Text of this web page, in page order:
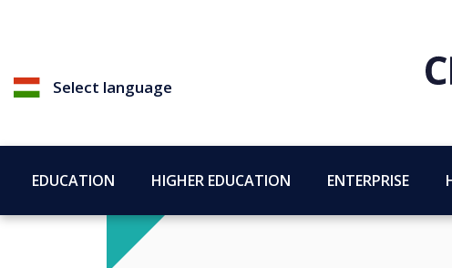
Select language
EDUCATION HIGHER EDUCATION ENTERPRISE